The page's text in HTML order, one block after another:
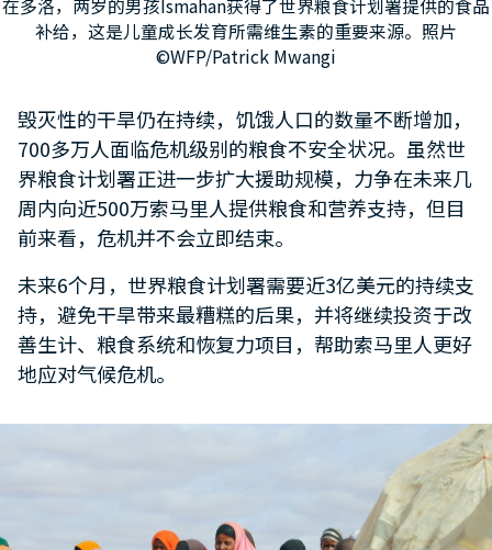
在多洛，两岁的男孩Ismahan获得了世界粮食计划署提供的食品
补给，这是儿童成长发育所需维生素的重要来源。照片
©WFP/Patrick Mwangi
毁灭性的干旱仍在持续，饥饿人口的数量不断增加，
700多万人面临危机级别的粮食不安全状况。虽然世
界粮食计划署正进一步扩大援助规模，力争在未来几
周内向近500万索马里人提供粮食和营养支持，但目
前来看，危机并不会立即结束。
未来6个月，世界粮食计划署需要近3亿美元的持续支
持，避免干旱带来最糟糕的后果，并将继续投资于改
善生计、粮食系统和恢复力项目，帮助索马里人更好
地应对气候危机。